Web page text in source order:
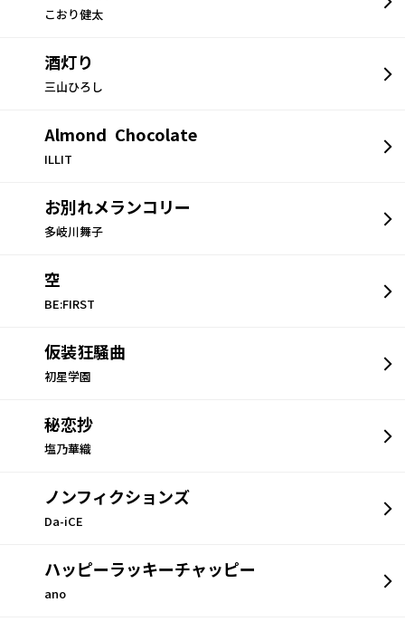
こおり健太
酒灯り
三山ひろし
Almond Chocolate
ILLIT
お別れメランコリー
多岐川舞子
空
BE:FIRST
仮装狂騒曲
初星学園
秘恋抄
塩乃華織
ノンフィクションズ
Da-iCE
ハッピーラッキーチャッピー
ano